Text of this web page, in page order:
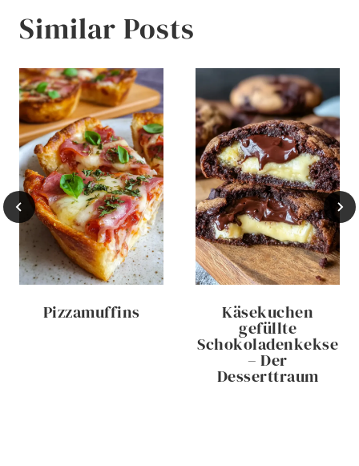
Similar Posts
Pizzamuffins Käsekuchen
gefüllte
Schokoladenkekse
– Der
Desserttraum